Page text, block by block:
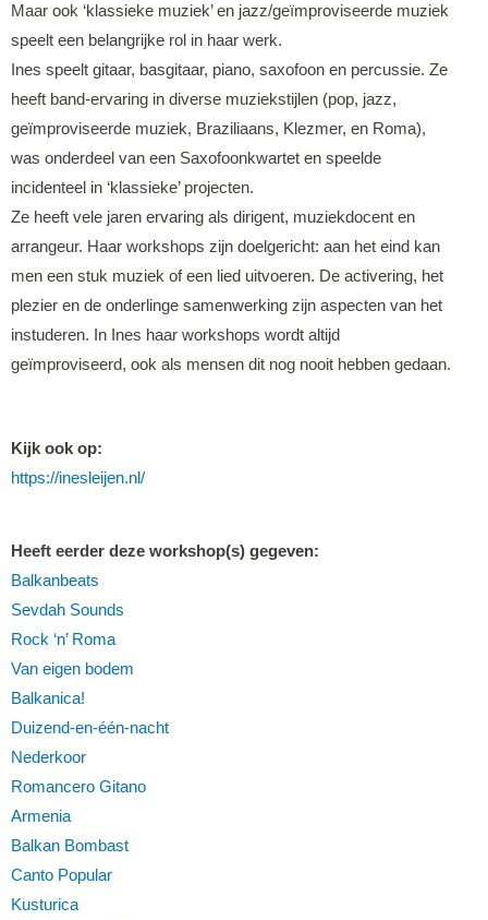
Maar ook ‘klassieke muziek’ en jazz/geïmproviseerde muziek
speelt een belangrijke rol in haar werk.
Ines speelt gitaar, basgitaar, piano, saxofoon en percussie. Ze
heeft band-ervaring in diverse muziekstijlen (pop, jazz,
geïmproviseerde muziek, Braziliaans, Klezmer, en Roma),
was onderdeel van een Saxofoonkwartet en speelde
incidenteel in ‘klassieke’ projecten.
Ze heeft vele jaren ervaring als dirigent, muziekdocent en
arrangeur. Haar workshops zijn doelgericht: aan het eind kan
men een stuk muziek of een lied uitvoeren. De activering, het
plezier en de onderlinge samenwerking zijn aspecten van het
instuderen. In Ines haar workshops wordt altijd
geïmproviseerd, ook als mensen dit nog nooit hebben gedaan.
Kijk ook op:
https://inesleijen.nl/
Heeft eerder deze workshop(s) gegeven:
Balkanbeats
Sevdah Sounds
Rock ‘n’ Roma
Van eigen bodem
Balkanica!
Duizend-en-één-nacht
Nederkoor
Romancero Gitano
Armenia
Balkan Bombast
Canto Popular
Kusturica